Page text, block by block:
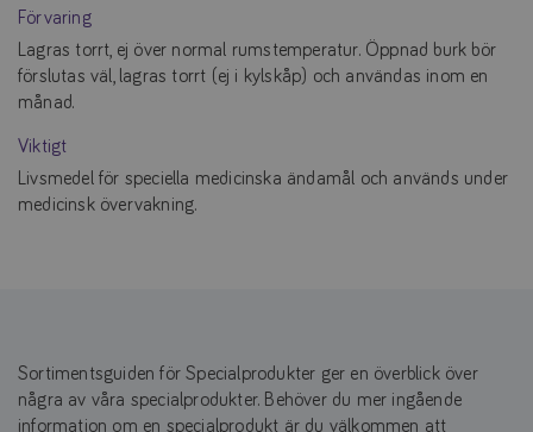
Förvaring
Lagras torrt, ej över normal rumstemperatur. Öppnad burk bör
förslutas väl, lagras torrt (ej i kylskåp) och användas inom en
månad.
Viktigt
Livsmedel för speciella medicinska ändamål och används under
medicinsk övervakning.
Sortimentsguiden för Specialprodukter ger en överblick över
några av våra specialprodukter. Behöver du mer ingående
information om en specialprodukt är du välkommen att